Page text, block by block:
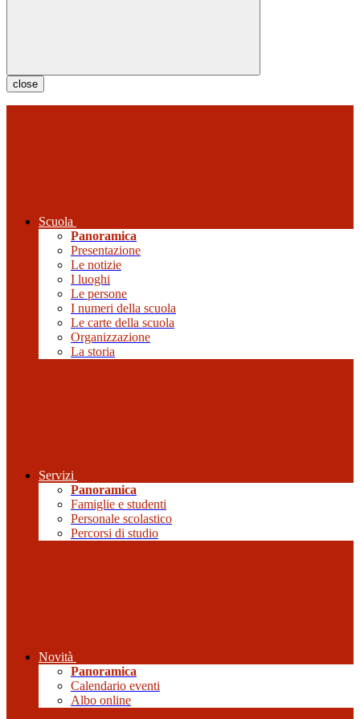
close
Scuola
Panoramica
Presentazione
Le notizie
I luoghi
Le persone
I numeri della scuola
Le carte della scuola
Organizzazione
La storia
Servizi
Panoramica
Famiglie e studenti
Personale scolastico
Percorsi di studio
Novità
Panoramica
Calendario eventi
Albo online